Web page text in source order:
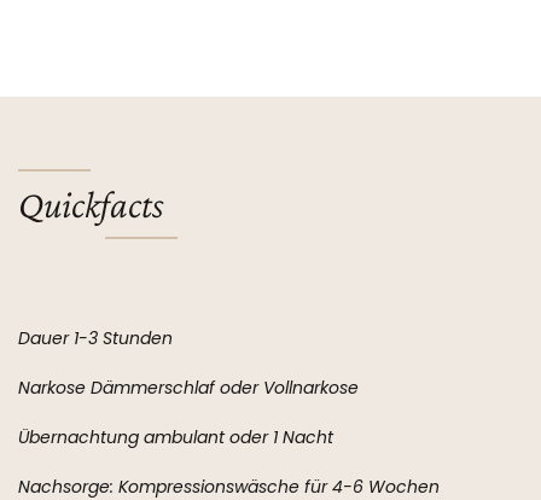
Quickfacts
Dauer 1-3 Stunden
Narkose Dämmerschlaf oder Vollnarkose
Übernachtung ambulant oder 1 Nacht
Nachsorge: Kompressionswäsche für 4-6 Wochen